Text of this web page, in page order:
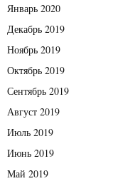
Январь 2020
Декабрь 2019
Ноябрь 2019
Октябрь 2019
Сентябрь 2019
Август 2019
Июль 2019
Июнь 2019
Май 2019